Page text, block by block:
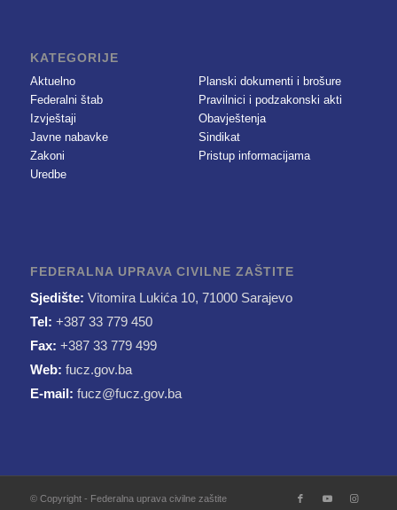
KATEGORIJE
Aktuelno
Federalni štab
Izvještaji
Javne nabavke
Zakoni
Uredbe
Planski dokumenti i brošure
Pravilnici i podzakonski akti
Obavještenja
Sindikat
Pristup informacijama
FEDERALNA UPRAVA CIVILNE ZAŠTITE
Sjedište: Vitomira Lukića 10, 71000 Sarajevo
Tel: +387 33 779 450
Fax: +387 33 779 499
Web: fucz.gov.ba
E-mail: fucz@fucz.gov.ba
© Copyright - Federalna uprava civilne zaštite